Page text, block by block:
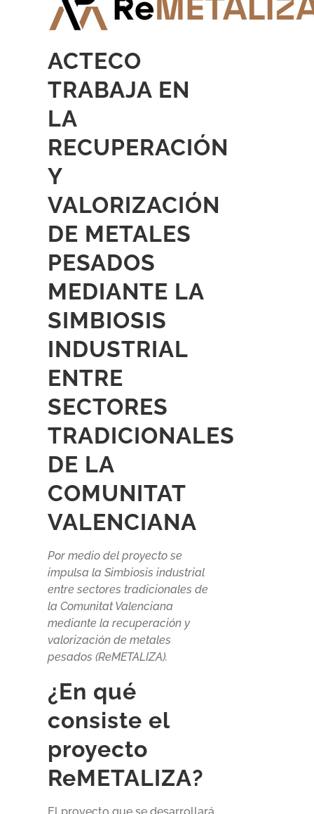
ACTECO
TRABAJA EN
LA
RECUPERACIÓN
Y
VALORIZACIÓN
DE METALES
PESADOS
MEDIANTE LA
SIMBIOSIS
INDUSTRIAL
ENTRE
SECTORES
TRADICIONALES
DE LA
COMUNITAT
VALENCIANA
Por medio del proyecto se
impulsa la Simbiosis industrial
entre sectores tradicionales de
la Comunitat Valenciana
mediante la recuperación y
valorización de metales
pesados (ReMETALIZA).
¿En qué
consiste el
proyecto
ReMETALIZA?
El proyecto que se desarrollará